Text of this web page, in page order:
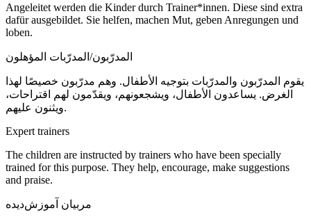
Angeleitet werden die Kinder durch Trainer*innen. Diese sind extra
dafür ausgebildet. Sie helfen, machen Mut, geben Anregungen und
loben.
المدرّبون/المدرّبات المؤهلون
يقوم المدرّبون والمدرّبات بتوجيه الأطفال. وهم مدرّبون خصيصًا لهذا
الغرض. يساعدون الأطفال، ويشجعونهم، ويقدّمون لهم اقتراحات،
ويثنون عليهم.
Expert trainers
The children are instructed by trainers who have been specially
trained for this purpose. They help, encourage, make suggestions
and praise.
مربیان آموزش‌دیده